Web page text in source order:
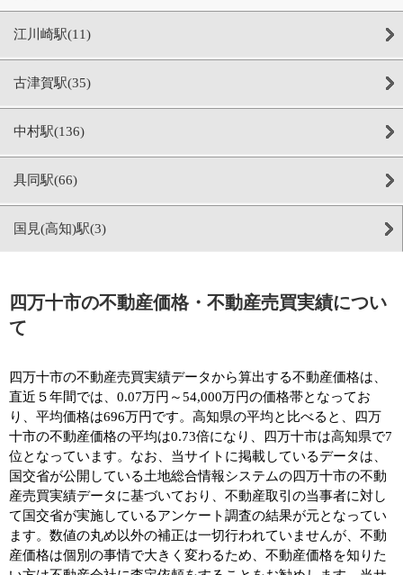
江川崎駅(11)
古津賀駅(35)
中村駅(136)
具同駅(66)
国見(高知)駅(3)
四万十市の不動産価格・不動産売買実績につい
て
四万十市の不動産売買実績データから算出する不動産価格は、
直近５年間では、0.07万円～54,000万円の価格帯となってお
り、平均価格は696万円です。高知県の平均と比べると、四万
十市の不動産価格の平均は0.73倍になり、四万十市は高知県で7
位となっています。なお、当サイトに掲載しているデータは、
国交省が公開している土地総合情報システムの四万十市の不動
産売買実績データに基づいており、不動産取引の当事者に対し
て国交省が実施しているアンケート調査の結果が元となってい
ます。数値の丸め以外の補正は一切行われていませんが、不動
産価格は個別の事情で大きく変わるため、不動産価格を知りた